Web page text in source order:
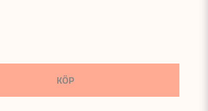
KÖP